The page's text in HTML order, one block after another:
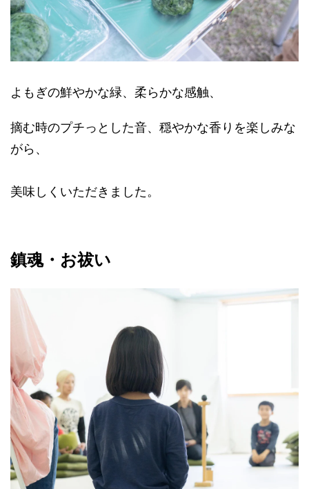
よもぎの鮮やかな緑、柔らかな感触、
摘む時のプチっとした音、穏やかな香りを楽しみな
がら、
美味しくいただきました。
鎮魂・お祓い